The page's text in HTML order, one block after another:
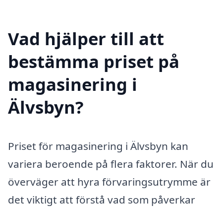
Vad hjälper till att
bestämma priset på
magasinering i
Älvsbyn?
Priset för magasinering i Älvsbyn kan
variera beroende på flera faktorer. När du
överväger att hyra förvaringsutrymme är
det viktigt att förstå vad som påverkar